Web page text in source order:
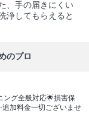
、手の届きにくい
浄してもらえると
のプロ
ング全般対応🌟損害保
追加料金一切ございませ